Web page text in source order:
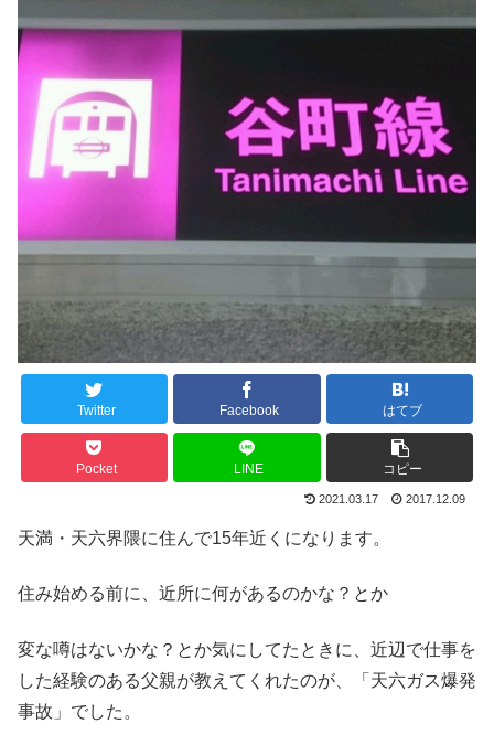
Twitter Facebook はてブ
Pocket LINE コピー
2021.03.17 2017.12.09
天満・天六界隈に住んで15年近くになります。
住み始める前に、近所に何があるのかな？とか
変な噂はないかな？とか気にしてたときに、近辺で仕事を
した経験のある父親が教えてくれたのが、「天六ガス爆発
事故」でした。